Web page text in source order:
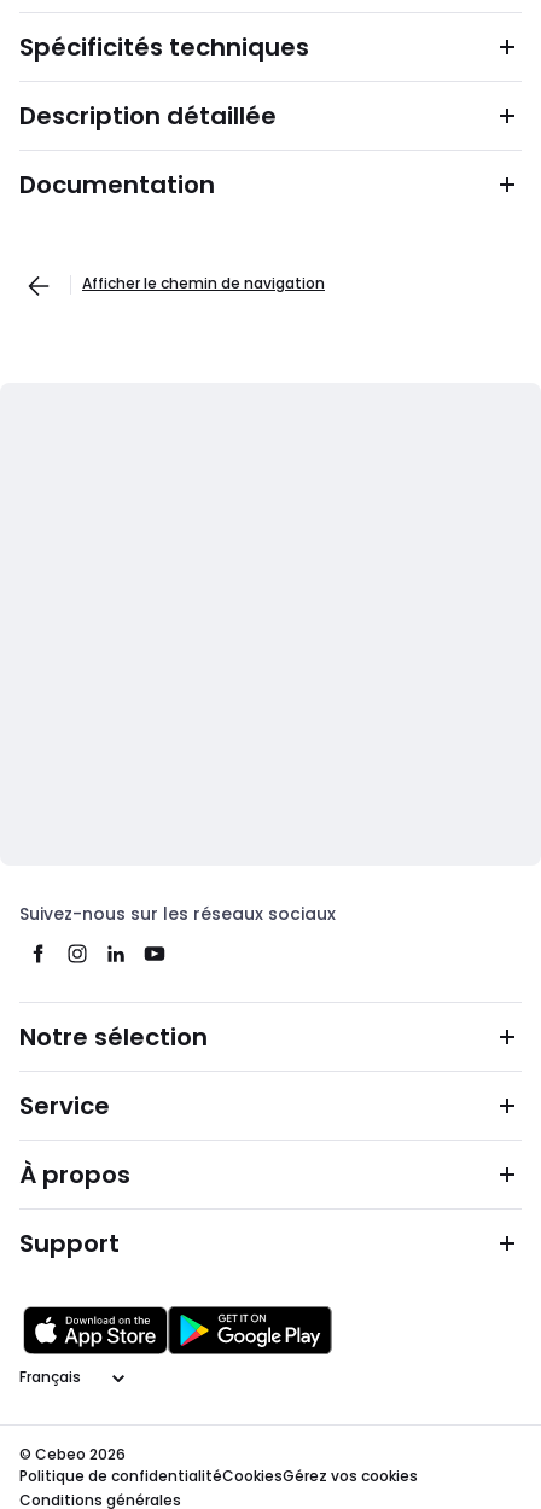
Spécificités techniques
Description détaillée
Documentation
Afficher le chemin de navigation
Suivez-nous sur les réseaux sociaux
Notre sélection
Service
À propos
Support
Langage
© Cebeo 2026
Politique de confidentialitéCookiesGérez vos cookies
Conditions générales